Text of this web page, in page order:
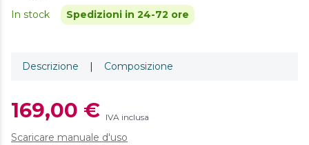
In stock Spedizioni in 24-72 ore
Descrizione | Composizione
169,00 € IVA inclusa
Scaricare manuale d'uso